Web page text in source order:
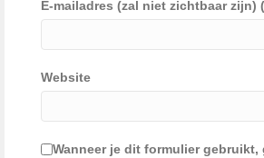
E-mailadres (zal niet zichtbaar zijn)
Website
Wanneer je dit formulier gebruikt,